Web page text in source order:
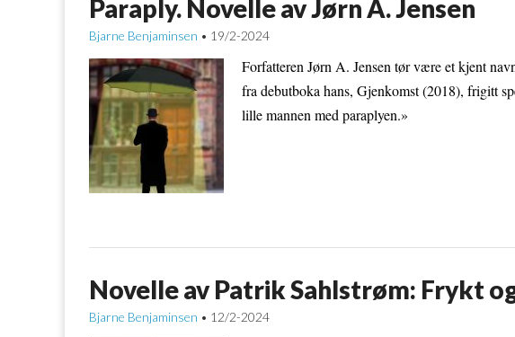
Paraply. Novelle av Jørn A. Jensen
Bjarne Benjaminsen • 19/2-2024
Forfatteren Jørn A. Jensen tør være et kjent
fra debutboka hans, Gjenkomst (2018), frigitt
lille mannen med paraplyen.»
Novelle av Patrik Sahlstrøm: Frykt
Bjarne Benjaminsen • 12/2-2024